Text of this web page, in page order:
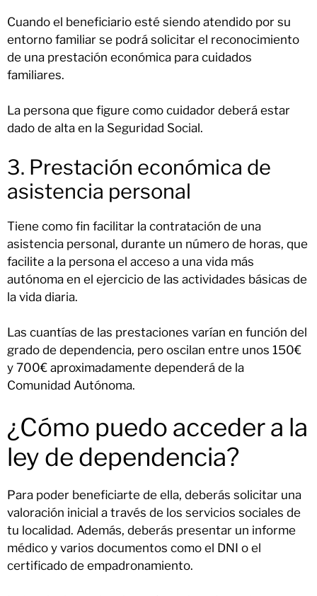
Cuando el beneficiario esté siendo atendido por su
entorno familiar se podrá solicitar el reconocimiento
de una prestación económica para cuidados
familiares.
La persona que figure como cuidador deberá estar
dado de alta en la Seguridad Social.
3. Prestación económica de
asistencia personal
Tiene como fin facilitar la contratación de una
asistencia personal, durante un número de horas, que
facilite a la persona el acceso a una vida más
autónoma en el ejercicio de las actividades básicas de
la vida diaria.
Las cuantías de las prestaciones varían en función del
grado de dependencia, pero oscilan entre unos 150€
y 700€ aproximadamente dependerá de la
Comunidad Autónoma.
¿Cómo puedo acceder a la
ley de dependencia?
Para poder beneficiarte de ella, deberás solicitar una
valoración inicial a través de los servicios sociales de
tu localidad. Además, deberás presentar un informe
médico y varios documentos como el DNI o el
certificado de empadronamiento.